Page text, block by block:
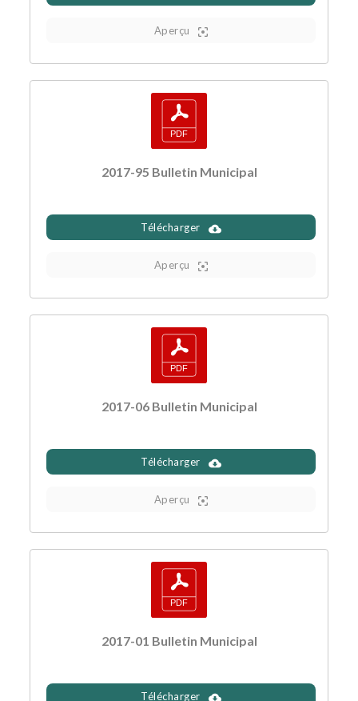
Aperçu
2017-95 Bulletin Municipal
Télécharger
Aperçu
2017-06 Bulletin Municipal
Télécharger
Aperçu
2017-01 Bulletin Municipal
Télécharger